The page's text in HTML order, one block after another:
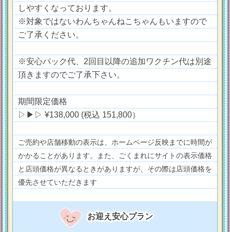
しやすくなっております。
※対象ではないわんちゃんねこちゃんもいますので
ご了承ください。
※安心パック代、2回目以降の追加ワクチン代は別途
頂きますのでご了承下さい。
期間限定価格
▷▶︎▷ ¥138,000 (税込 151,800）
ご売約や店舗移動の表示は、ホームページ反映までに時間が
かかることがあります。また、ごくまれにサイトの表示価格
と店頭価格が異なるときがありますが、その際は店頭価格を
優先させていただきます
お迎え安心プラン